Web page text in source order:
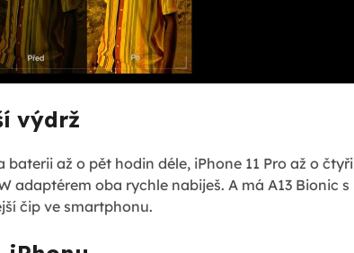
výdrž
baterii až o pět hodin déle, iPhone 11 Pro až o čtyři
adaptérem oba rychle nabiješ. A má A13 Bionic s
čip ve smartphonu.